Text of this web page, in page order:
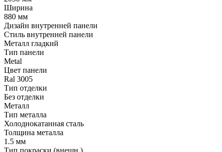
Ширина
880 мм
Дизайн внутренней панели
Стиль внутренней панели
Металл гладкий
Тип панели
Metal
Цвет панели
Ral 3005
Тип отделки
Без отделки
Металл
Тип металла
Холоднокатанная сталь
Толщина металла
1.5 мм
Тип покраски (внешн.)